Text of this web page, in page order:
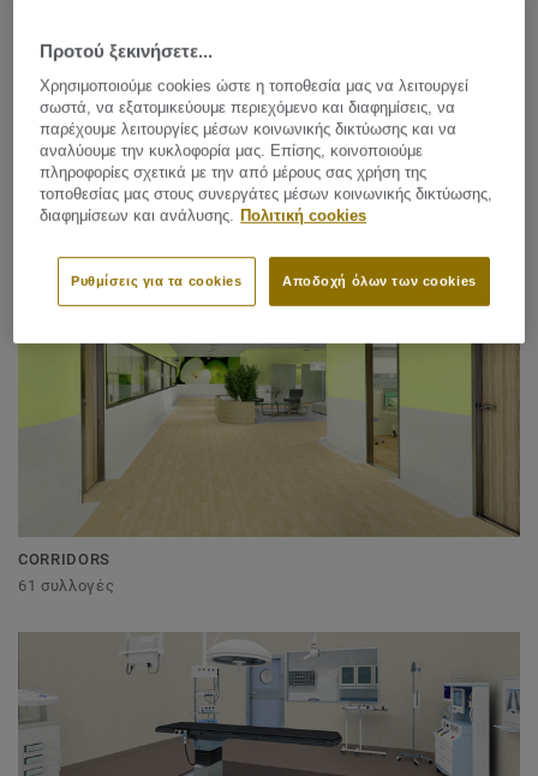
80 συλλογές
CORRIDORS
61 συλλογές
Προτού ξεκινήσετε...
Χρησιμοποιούμε cookies ώστε η τοποθεσία μας να λειτουργεί
σωστά, να εξατομικεύουμε περιεχόμενο και διαφημίσεις, να
παρέχουμε λειτουργίες μέσων κοινωνικής δικτύωσης και να
αναλύουμε την κυκλοφορία μας. Επίσης, κοινοποιούμε
πληροφορίες σχετικά με την από μέρους σας χρήση της
τοποθεσίας μας στους συνεργάτες μέσων κοινωνικής δικτύωσης,
διαφημίσεων και ανάλυσης. Πολιτική cookies
Αποδοχή όλων των cookies
Ρυθμίσεις για τα cookies